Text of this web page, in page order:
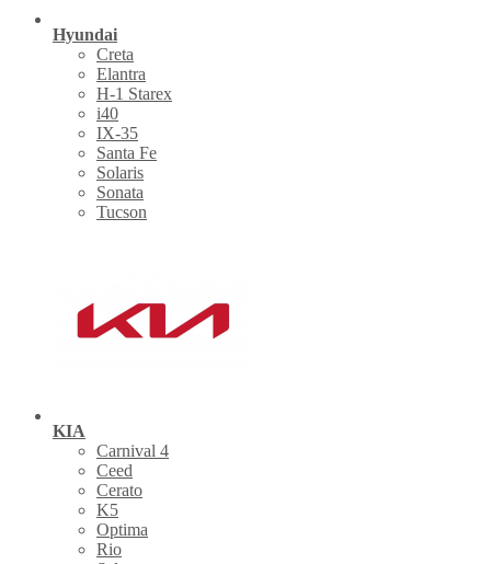
Hyundai
Creta
Elantra
H-1 Starex
i40
IX-35
Santa Fe
Solaris
Sonata
Tucson
KIA
Carnival 4
Ceed
Cerato
K5
Optima
Rio